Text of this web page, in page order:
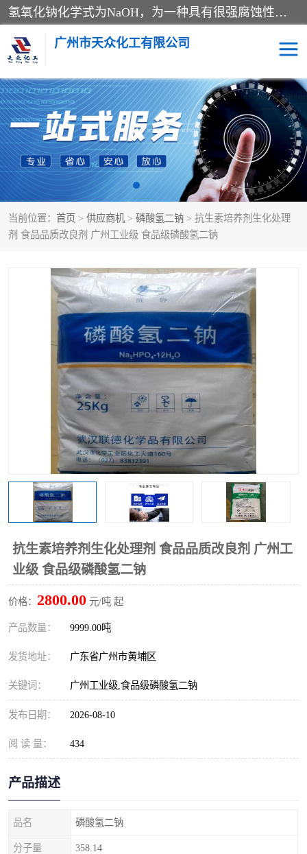
氢氧化钠化学式为NaOH，为一种具有很强腐蚀性的强碱，一般为片状或颗粒形态，易溶于水(溶于水时放热)并形成碱性溶液，另有潮解性，易吸取空气中的水蒸气(潮解)和(变质)。NaOH是化学实验室其中一种必备的化学品，亦为常见的化工品之一。纯品是无色透明的晶体。密度2.130g/cm3。熔点318.4℃。沸点1390℃。工业品含有少量的氯化和碳酸，是白色不透明的晶体。
广州市天众化工有限公司
当前位置： 首页 > 供应商机 > 磷酸氢二钠 > 抗生素培养剂生化处理
剂 食品品质改良剂 广州工业级 食品级磷酸氢二钠
抗生素培养剂生化处理剂 食品品质改良剂 广州工
业级 食品级磷酸氢二钠
价格： 2800.00 元/吨 起
产品数量： 9999.00吨
发货地址： 广东省广州市黄埔区
关键词： 广州工业级,食品级磷酸氢二钠
发布日期： 2026-08-10
阅 读 量： 434
产品描述
品名 磷酸氢二钠
分子量 358.14
亚硝酸钠 氢氧化钠
纯碱 硫代硫酸钠
草酸 醋酸钠
聚合氯化铝 焦磷酸二氢二钠
一水葡萄糖
聚丙烯酰胺 一水柠檬酸
磷酸氢二钠 葡萄糖酸钠
磷酸氢二钾 三聚磷酸钠
工业白糖
过硫酸钠
尿素 碳酸氢钠
聚合硫酸铁 磷酸二氢钠
大苏打 硼酸
元明粉